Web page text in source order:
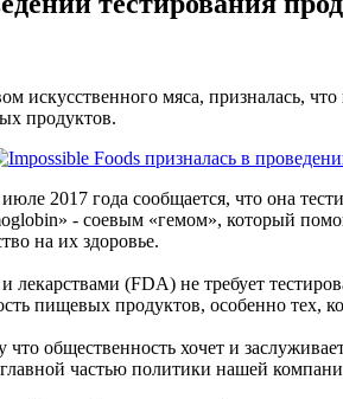
искусственного мяса, призналась,
продуктов.
2017 года сообщается, что она
- соевым «гемом», который
на их здоровье.
(FDA) не требует
пищевых продуктов, особенно
общественность хочет и
главной частью политики нашей